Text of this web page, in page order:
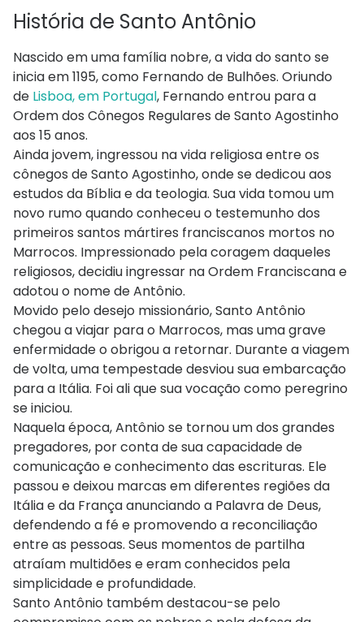
História de Santo Antônio
Nascido em uma família nobre, a vida do santo se
inicia em 1195, como Fernando de Bulhões. Oriundo
de Lisboa, em Portugal, Fernando entrou para a
Ordem dos Cônegos Regulares de Santo Agostinho
aos 15 anos.
Ainda jovem, ingressou na vida religiosa entre os
cônegos de Santo Agostinho, onde se dedicou aos
estudos da Bíblia e da teologia. Sua vida tomou um
novo rumo quando conheceu o testemunho dos
primeiros santos mártires franciscanos mortos no
Marrocos. Impressionado pela coragem daqueles
religiosos, decidiu ingressar na Ordem Franciscana e
adotou o nome de Antônio.
Movido pelo desejo missionário, Santo Antônio
chegou a viajar para o Marrocos, mas uma grave
enfermidade o obrigou a retornar. Durante a viagem
de volta, uma tempestade desviou sua embarcação
para a Itália. Foi ali que sua vocação como peregrino
se iniciou.
Naquela época, Antônio se tornou um dos grandes
pregadores, por conta de sua capacidade de
comunicação e conhecimento das escrituras. Ele
passou e deixou marcas em diferentes regiões da
Itália e da França anunciando a Palavra de Deus,
defendendo a fé e promovendo a reconciliação
entre as pessoas. Seus momentos de partilha
atraíam multidões e eram conhecidos pela
simplicidade e profundidade.
Santo Antônio também destacou-se pelo